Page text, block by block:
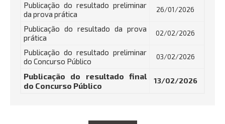
Publicação do resultado preliminar
da prova prática
26/01/2026
Publicação do resultado da prova
prática
02/02/2026
Publicação do resultado preliminar
do Concurso Público
03/02/2026
Publicação do resultado final
do Concurso Público
13/02/2026